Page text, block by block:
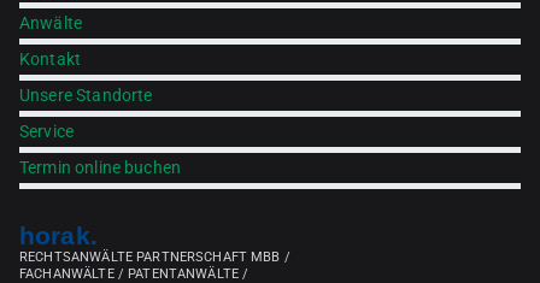
Anwälte
Kontakt
Unsere Standorte
Service
Termin online buchen
horak.
RECHTSANWÄLTE PARTNERSCHAFT MBB /
FACHANWÄLTE / PATENTANWÄLTE /